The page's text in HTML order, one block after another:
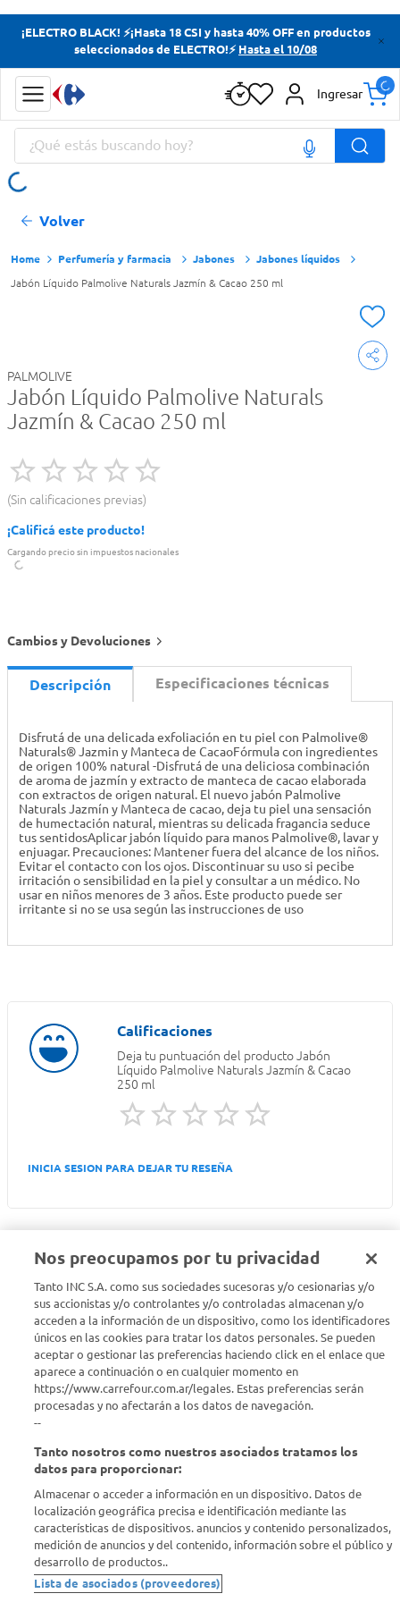
¡ELECTRO BLACK! ⚡¡Hasta 18 CSI y hasta 40% OFF en productos
seleccionados de ELECTRO!⚡ Hasta el 10/08
Ingresar
¿Qué estás buscando hoy?
Volver
Perfumería y farmacia Jabones Jabones líquidos
Jabón Líquido Palmolive Naturals Jazmín & Cacao 250 ml
PALMOLIVE
Jabón Líquido Palmolive Naturals
Jazmín & Cacao 250 ml
Sin calificaciones previas
¡Calificá este producto!
Cargando precio sin impuestos nacionales
Cambios y Devoluciones
Descripción Especificaciones técnicas
Disfrutá de una delicada exfoliación en tu piel con Palmolive®
Naturals® Jazmin y Manteca de CacaoFórmula con ingredientes
de origen 100% natural -Disfrutá de una deliciosa combinación
de aroma de jazmín y extracto de manteca de cacao elaborada
con extractos de origen natural. El nuevo jabón Palmolive
Naturals Jazmín y Manteca de cacao, deja tu piel una sensación
de humectación natural, mientras su delicada fragancia seduce
tus sentidosAplicar jabón líquido para manos Palmolive®, lavar y
enjuagar. Precauciones: Mantener fuera del alcance de los niños.
Evitar el contacto con los ojos. Discontinuar su uso si pecibe
irritación o sensibilidad en la piel y consultar a un médico. No
usar en niños menores de 3 años. Este producto puede ser
irritante si no se usa según las instrucciones de uso
Deja tu puntuación del producto Jabón
Líquido Palmolive Naturals Jazmín & Cacao
250 ml
INICIA SESION PARA DEJAR TU RESEÑA
Seguinos en :
Estamos para ayudarte
¿Tenés una consulta? Comunicate con nosotrosacá
Descubrí Carrefour
Conocenos
Info útil
Comprá Online
Nos preocupamos por tu privacidad
Tanto INC S.A. como sus sociedades sucesoras y/o cesionarias y/o
sus accionistas y/o controlantes y/o controladas almacenan y/o
acceden a la información de un dispositivo, como los identificadores
únicos en las cookies para tratar los datos personales. Se pueden
aceptar o gestionar las preferencias haciendo click en el enlace que
aparece a continuación o en cualquier momento en
https://www.carrefour.com.ar/legales. Estas preferencias serán
procesadas y no afectarán a los datos de navegación.
--
Tanto nosotros como nuestros asociados tratamos los
datos para proporcionar:
Almacenar o acceder a información en un dispositivo. Datos de
localización geográfica precisa e identificación mediante las
características de dispositivos. anuncios y contenido personalizados,
medición de anuncios y del contenido, información sobre el público y
desarrollo de productos..
Lista de asociados (proveedores)
Términos más buscados
Yerba
Cerveza
Doves
Términos más buscados
Cerveza
Doves
Papas Fritas